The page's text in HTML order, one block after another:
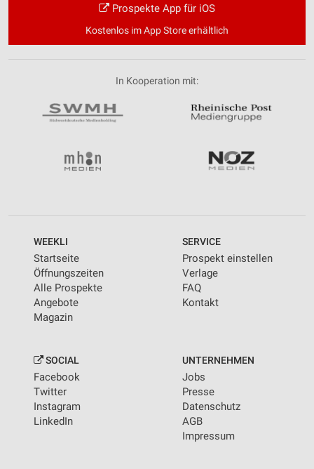
Prospekte App für iOS
Kostenlos im App Store erhältlich
In Kooperation mit:
WEEKLI
Startseite
Öffnungszeiten
Alle Prospekte
Angebote
Magazin
SERVICE
Prospekt einstellen
Verlage
FAQ
Kontakt
SOCIAL
Facebook
Twitter
Instagram
LinkedIn
UNTERNEHMEN
Jobs
Presse
Datenschutz
AGB
Impressum